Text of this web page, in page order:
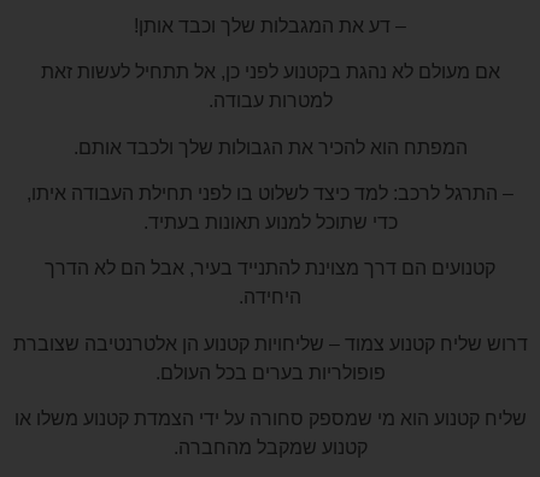
– דע את המגבלות שלך וכבד אותן!
אם מעולם לא נהגת בקטנוע לפני כן, אל תתחיל לעשות זאת
למטרות עבודה.
המפתח הוא להכיר את הגבולות שלך ולכבד אותם.
– התרגל לרכב: למד כיצד לשלוט בו לפני תחילת העבודה איתו,
כדי שתוכל למנוע תאונות בעתיד.
קטנועים הם דרך מצוינת להתנייד בעיר, אבל הם לא הדרך
היחידה.
דרוש שליח קטנוע צמוד – שליחויות קטנוע הן אלטרנטיבה שצוברת
פופולריות בערים בכל העולם.
שליח קטנוע הוא מי שמספק סחורה על ידי הצמדת קטנוע משלו או
קטנוע שמקבל מהחברה.